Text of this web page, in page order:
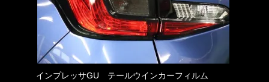
インプレッサGU テールウインカーフィルム